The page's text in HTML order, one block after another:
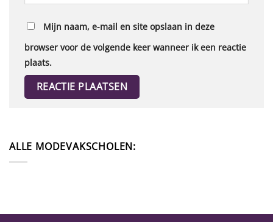
Mijn naam, e-mail en site opslaan in deze
browser voor de volgende keer wanneer ik een reactie
plaats.
ALLE MODEVAKSCHOLEN: